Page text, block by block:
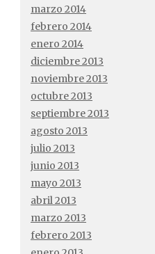
marzo 2014
febrero 2014
enero 2014
diciembre 2013
noviembre 2013
octubre 2013
septiembre 2013
agosto 2013
julio 2013
junio 2013
mayo 2013
abril 2013
marzo 2013
febrero 2013